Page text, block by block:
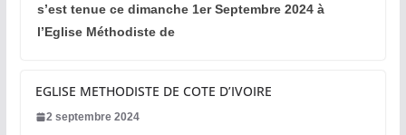
s’est tenue ce dimanche 1er Septembre 2024 à
l’Eglise Méthodiste de
EGLISE METHODISTE DE COTE D’IVOIRE
2 septembre 2024